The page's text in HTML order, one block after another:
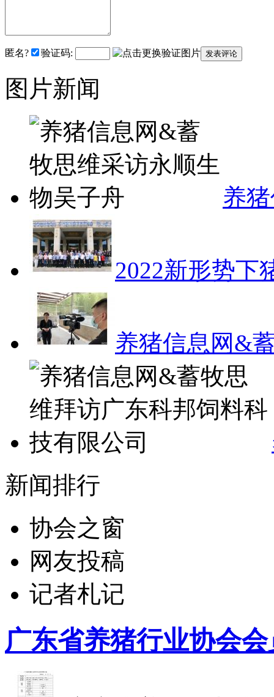
匿名? 验证码:
图片新闻
养
2022新形势下
养猪信息网&
新闻排行
协会之窗
网友投稿
记者札记
广东省养猪行业协会